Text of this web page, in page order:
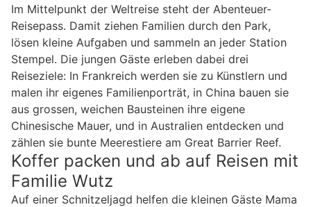
Im Mittelpunkt der Weltreise steht der Abenteuer-
Reisepass. Damit ziehen Familien durch den Park,
lösen kleine Aufgaben und sammeln an jeder Station
Stempel. Die jungen Gäste erleben dabei drei
Reiseziele: In Frankreich werden sie zu Künstlern und
malen ihr eigenes Familienporträt, in China bauen sie
aus grossen, weichen Bausteinen ihre eigene
Chinesische Mauer, und in Australien entdecken und
zählen sie bunte Meerestiere am Great Barrier Reef.
Koffer packen und ab auf Reisen mit
Familie Wutz
Auf einer Schnitzeljagd helfen die kleinen Gäste Mama